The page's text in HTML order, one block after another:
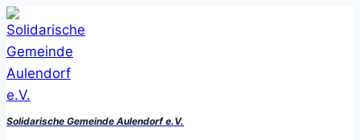
Zum
Inhalt
springen
Solidarische Gemeinde Aulendorf e.V.